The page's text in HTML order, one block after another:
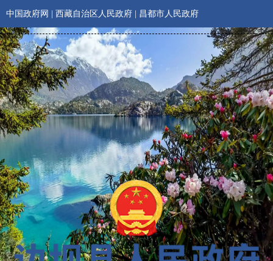
中国政府网 西藏自治区人民政府 昌都市人民政府